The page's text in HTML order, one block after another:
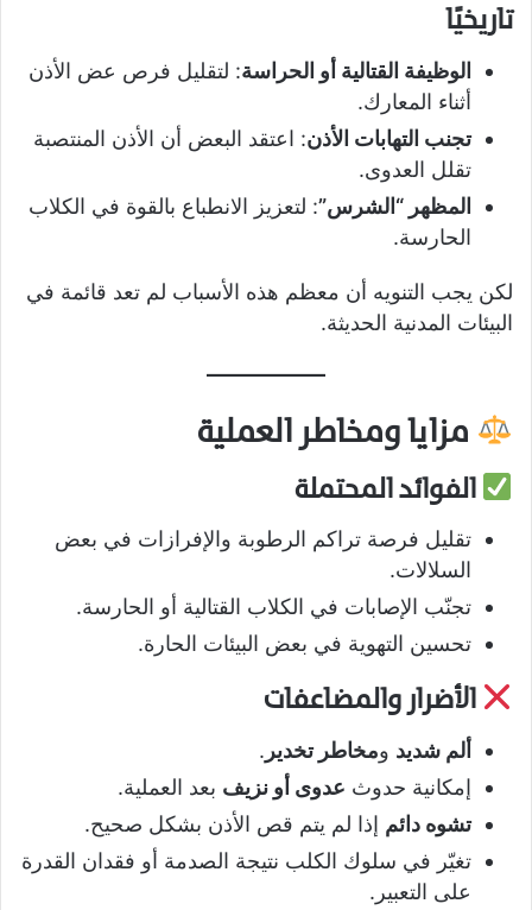
تاريخيًا
الوظيفة القتالية أو الحراسة: لتقليل فرص عض الأذن
أثناء المعارك.
تجنب التهابات الأذن: اعتقد البعض أن الأذن المنتصبة
تقلل العدوى.
المظهر “الشرس”: لتعزيز الانطباع بالقوة في الكلاب
الحارسة.
لكن يجب التنويه أن معظم هذه الأسباب لم تعد قائمة في
البيئات المدنية الحديثة.
مزايا ومخاطر العملية
الفوائد المحتملة
تقليل فرصة تراكم الرطوبة والإفرازات في بعض
السلالات.
تجنّب الإصابات في الكلاب القتالية أو الحارسة.
تحسين التهوية في بعض البيئات الحارة.
الأضرار والمضاعفات
ألم شديد ومخاطر تخدير .
إمكانية حدوث عدوى أو نزيف بعد العملية.
تشوه دائم إذا لم يتم قص الأذن بشكل صحيح.
تغيّر في سلوك الكلب نتيجة الصدمة أو فقدان القدرة
على التعبير.